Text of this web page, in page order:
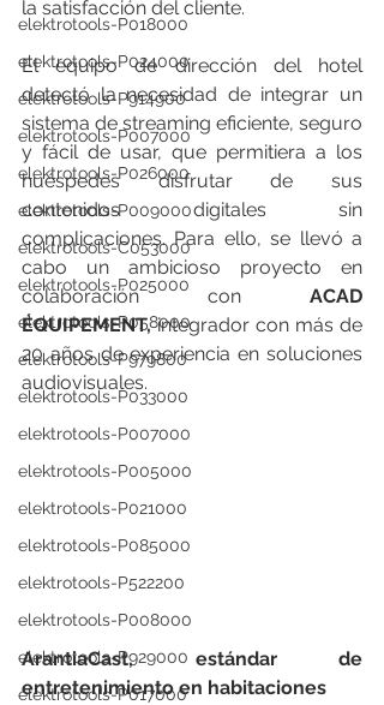
elektrotools-P018000
elektrotools-P024000
elektrotools-P914900
elektrotools-P007000
elektrotools-P026000
elektrotools-P009000
elektrotools-C053000
elektrotools-P025000
elektrotools-P058000
elektrotools-P979800
elektrotools-P033000
elektrotools-P007000
elektrotools-P005000
elektrotools-P021000
elektrotools-P085000
elektrotools-P522200
elektrotools-P008000
elektrotools-P929000
elektrotools-P017000
la satisfacción del cliente.
El equipo de dirección del hotel
detectó la necesidad de integrar un
sistema de streaming eficiente, seguro
y fácil de usar, que permitiera a los
huéspedes disfrutar de sus
contenidos digitales sin
complicaciones. Para ello, se llevó a
cabo un ambicioso proyecto en
colaboración con ACAD
ÉQUIPEMENT, integrador con más de
20 años de experiencia en soluciones
audiovisuales.
ArantiaCast, estándar de
entretenimiento en habitaciones